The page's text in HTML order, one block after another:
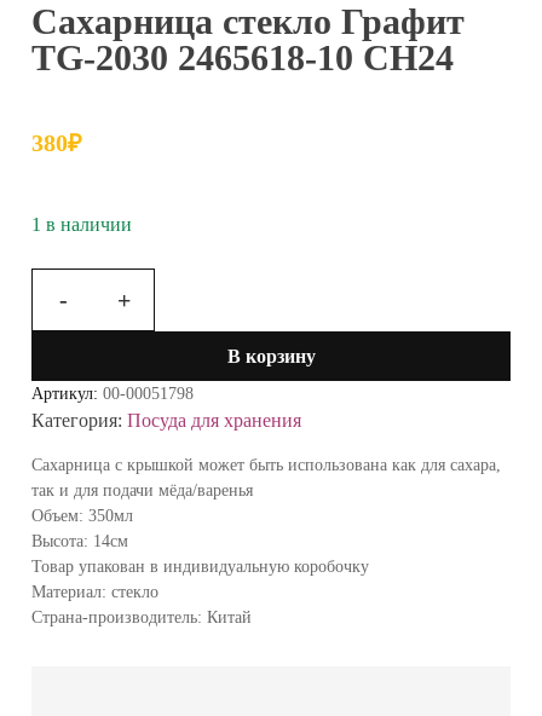
Сахарница стекло Графит
TG-2030 2465618-10 СН24
380₽
1 в наличии
-
Количество
стекло
Графит
2030
2465618-
10
СН24
+
В корзину
Артикул:00-00051798
Категория:Посуда для хранения
Сахарница с крышкой может быть использована как для сахара,
так и для подачи мёда/варенья
Объем: 350мл
Высота: 14см
Товар упакован в индивидуальную коробочку
Материал: стекло
Страна-производитель: Китай